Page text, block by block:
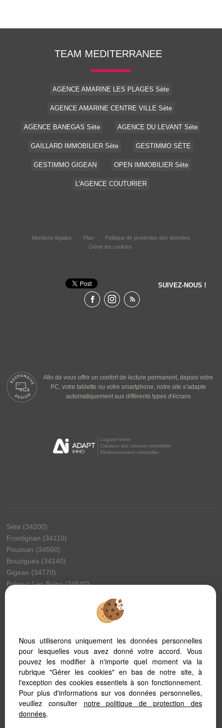
TEAM MEDITERRANEE
AGENCE AMARINE LES PLAGES Sète
AGENCE AMARINE CENTRE VILLE Sète
AGENCE BANEGAS Sète AGENCE DU LEVANT Sète
GAILLARD IMMOBILIER Sète GESTIMMO SÈTE
GESTIMMO GIGEAN OPEN IMMOBILIER Sète
L'AGENCE COUTURIER
Mentions légales Plan
Politique de protection des données
Gérer les cookies
SUIVEZ-NOUS !
Afin de vous offrir un confort de lecture permanent, depuis votre
PC, votre tablette ou votre smartphone, notre site s’adapte
automatiquement aux différents types d'écrans
Logiciel immo
Création site internet immobilier
Référencement immobilier
Sète (34200)
Frontignan (34110)
Poussan (34560)
Bouzigues (34140)
Gigean (34770)
Balaruc Les Bains (34540)
Marseillan (34340)
Villeveyrac (34560)
Llo (66800)
La Peyrade (34110)
Meze (34140)
Montagnac (34530)
Montpellier (34070)
Nous utiliserons uniquement les données personnelles
pour lesquelles vous avez donné votre accord. Vous
pouvez les modifier à n'importe quel moment via la
rubrique "Gérer les cookies" en bas de notre site, à
l'exception des cookies essentiels à son fonctionnement.
Pour plus d'informations sur vos données personnelles,
veuillez consulter notre politique de protection des
données.